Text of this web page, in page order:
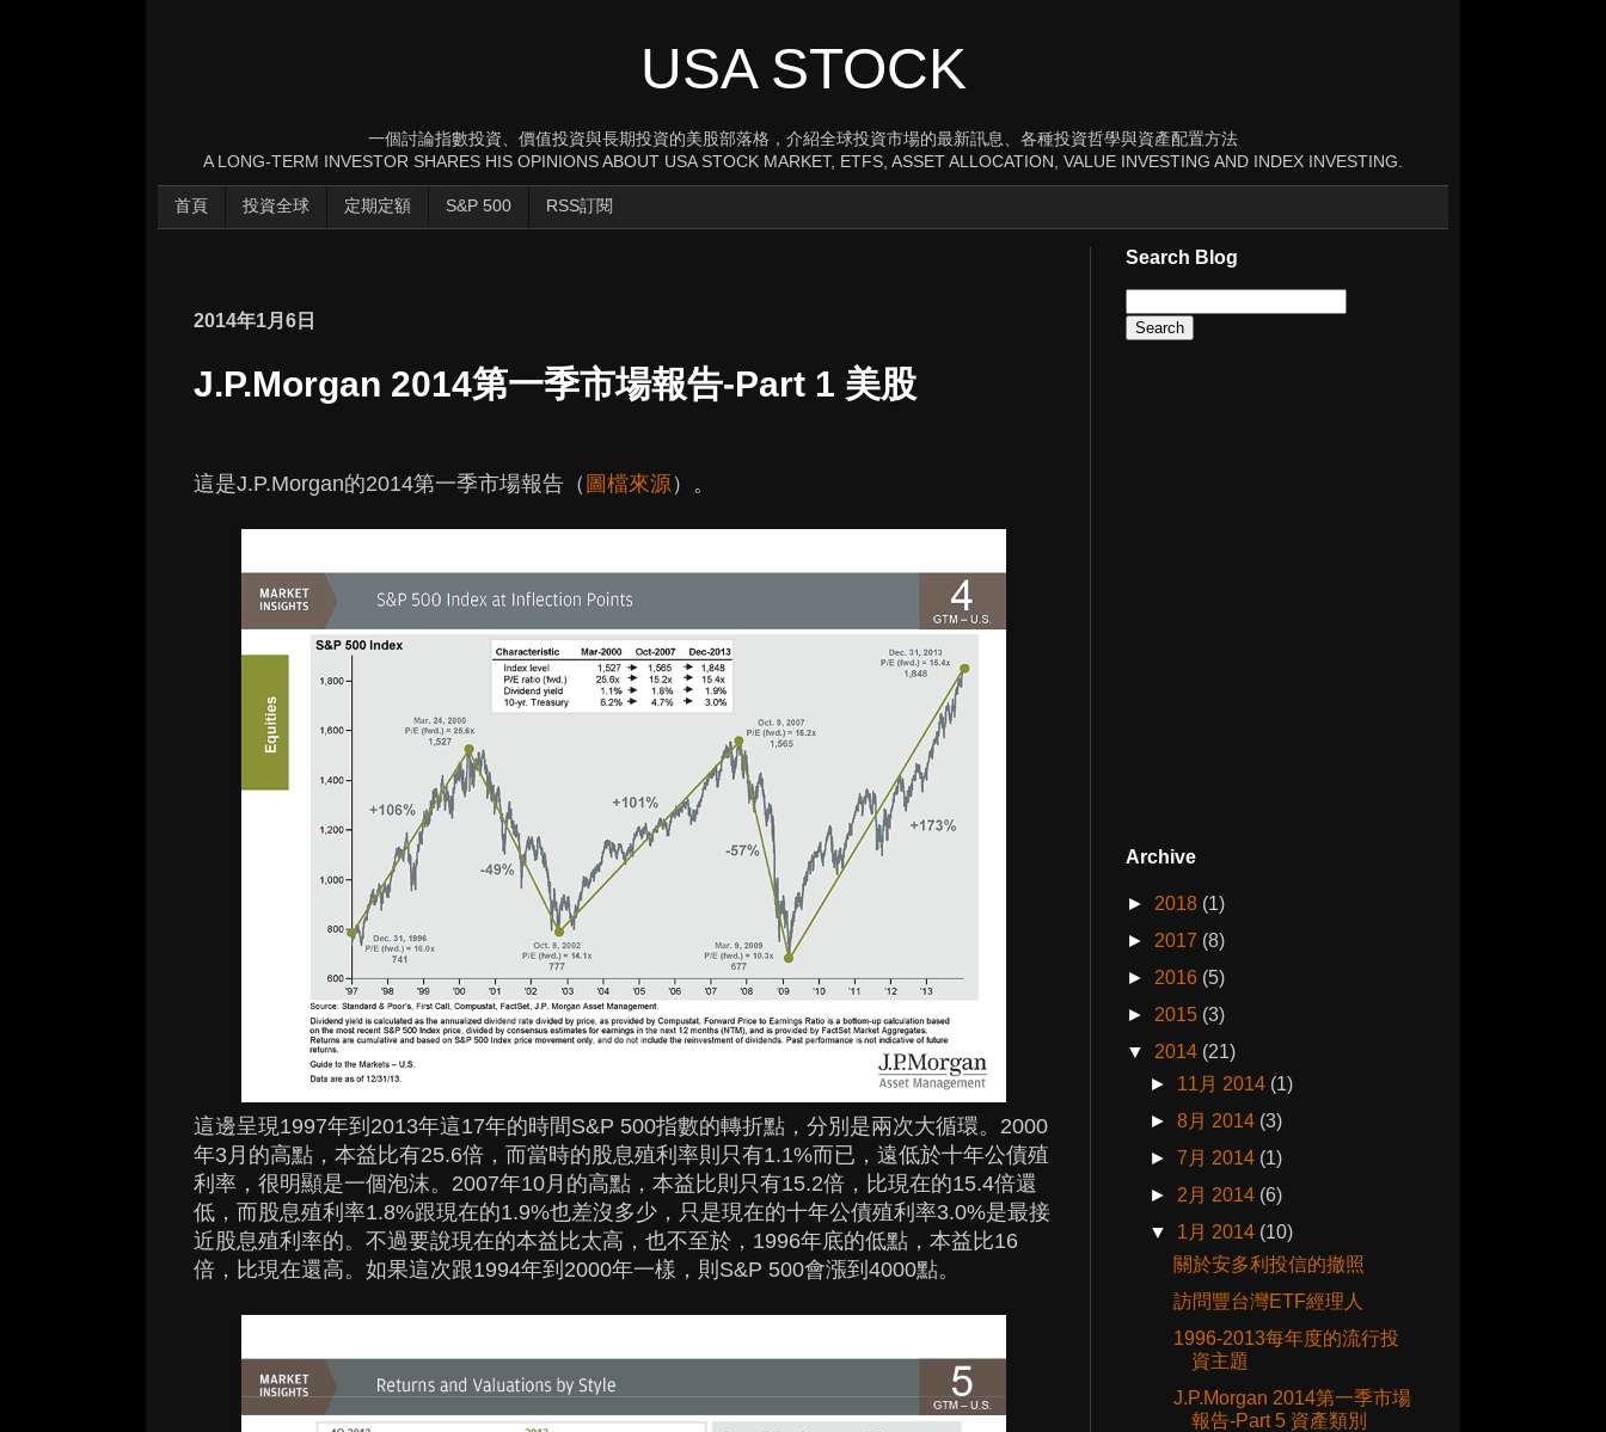
USA STOCK
一個討論指數投資、價值投資與長期投資的美股部落格，介紹全球投資市場的最新訊息、各種投資哲學與資產配置方法
A LONG-TERM INVESTOR SHARES HIS OPINIONS ABOUT USA STOCK MARKET, ETFS, ASSET ALLOCATION, VALUE INVESTING AND INDEX INVESTING.
首頁 投資全球 定期定額 S&P 500 RSS訂閱
2014年1月6日
J.P.Morgan 2014第一季市場報告-Part 1 美股
這是J.P.Morgan的2014第一季市場報告（ 圖檔來源）。
這邊呈現1997年到2013年這17年的時間S&P 500指數的轉折點，分別是兩次大循環。2000
年3月的高點，本益比有25.6倍，而當時的股息殖利率則只有1.1%而已，遠低於十年公債殖
利率，很明顯是一個泡沫。2007年10月的高點，本益比則只有15.2倍，比現在的15.4倍還
低，而股息殖利率1.8%跟現在的1.9%也差沒多少，只是現在的十年公債殖利率3.0%是最接
近股息殖利率的。不過要說現在的本益比太高，也不至於，1996年底的低點，本益比16
倍，比現在還高。如果這次跟1994年到2000年一樣，則S&P 500會漲到4000點。
Search Blog
Archive
► 2018 (1)
► 2017 (8)
► 2016 (5)
► 2015 (3)
▼ 2014 (21)
► 11月 2014 (1)
►8月 2014 (3)
►7月 2014 (1)
► 2月 2014 (6)
▼ 1月 2014 (10)
關於安多利投信的撤照
訪問豐台灣ETF經理人
1996-2013每年度的流行投
資主題
J.P.Morgan 2014第一季市場
報告-Part 5 資產類別